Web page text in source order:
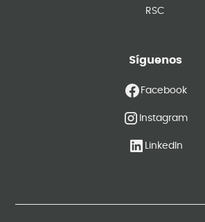
RSC
Síguenos
Facebook
Instagram
LinkedIn